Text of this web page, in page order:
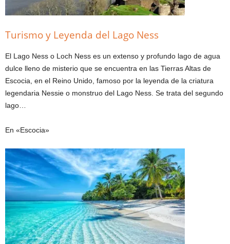
Turismo y Leyenda del Lago Ness
El Lago Ness o Loch Ness es un extenso y profundo lago de agua
dulce lleno de misterio que se encuentra en las Tierras Altas de
Escocia, en el Reino Unido, famoso por la leyenda de la criatura
legendaria Nessie o monstruo del Lago Ness. Se trata del segundo
lago…
En «Escocia»